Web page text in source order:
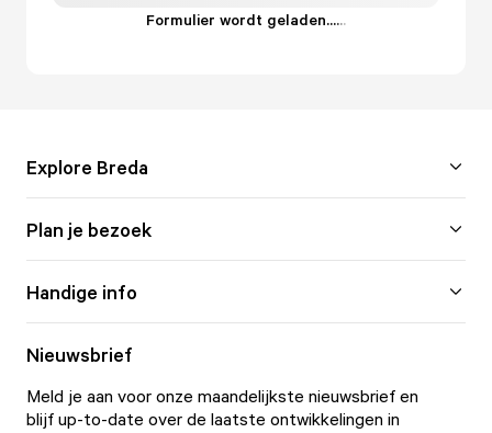
Formulier wordt geladen......
Explore Breda
Plan je bezoek
Handige info
Nieuwsbrief
Meld je aan voor onze maandelijkste nieuwsbrief en
blijf up-to-date over de laatste ontwikkelingen in